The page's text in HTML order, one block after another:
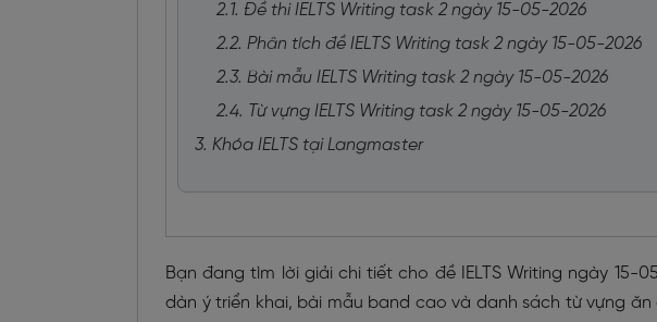
2.1. Đề thi IELTS Writing task 2 ngày 15-05-2026
2.2. Phân tích đề IELTS Writing task 2 ngày 15-05-2026
2.3. Bài mẫu IELTS Writing task 2 ngày 15-05-2026
2.4. Từ vựng IELTS Writing task 2 ngày 15-05-2026
3. Khóa IELTS tại Langmaster
Bạn đang tìm lời giải chi tiết cho đề IELTS Writing ngày 15-
dàn ý triển khai, bài mẫu band cao và danh sách từ vựng